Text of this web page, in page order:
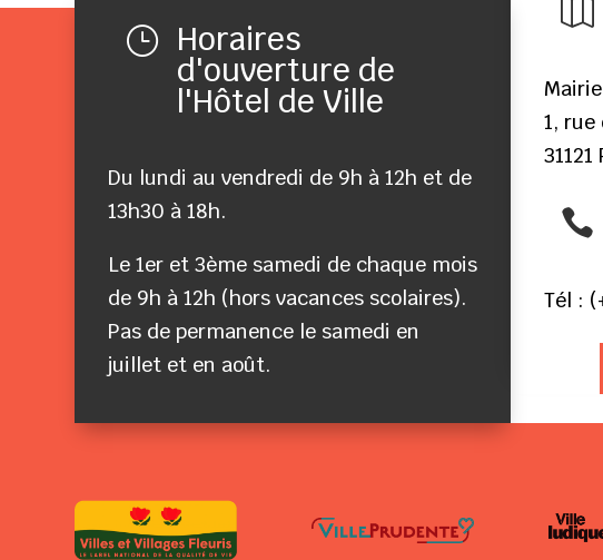
} Horaires
d'ouverture de
l'Hôtel de Ville
Du lundi au vendredi de 9h à 12h et de
13h30 à 18h.
Le 1er et 3ème samedi de chaque mois
de 9h à 12h (hors vacances scolaires).
Pas de permanence le samedi en
juillet et en août.

1,

Tél :